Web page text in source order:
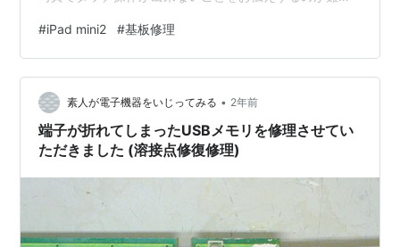
分にあるコネクタ端子が破損してしまったとのことでし
た。 コネクタ端子の交換を行い、正常にタッチ操作出来
る状態に復旧させることが出来るでしょうか。 早速修理
を進めていきたいと思います。
#iPad mini2 #基板修理
素人が電子機器をいじってみる • 2年前
端子が折れてしまったUSBメモリを修理させてい
ただきました (溶接点修復修理)